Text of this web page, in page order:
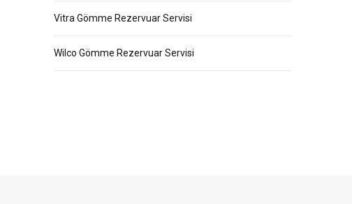
Vitra Gömme Rezervuar Servisi
Wilco Gömme Rezervuar Servisi